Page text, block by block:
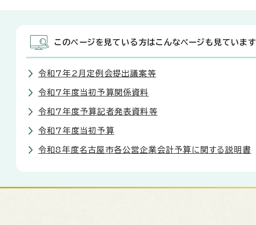
このページを見ている方はこんなページも見ています
令和7年2月定例会提出議案等
令和7年度当初予算関係資料
令和7年度予算記者発表資料等
令和7年度当初予算
令和8年度名古屋市各公営企業会計予算に関する説明書